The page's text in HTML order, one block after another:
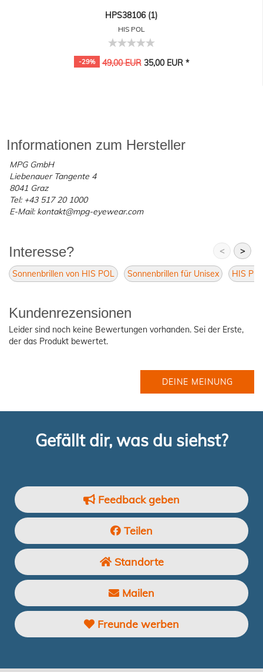
HPS38106 (1)
HIS POL
-29% 49,00 EUR35,00 EUR *
Informationen zum Hersteller
MPG GmbH
Liebenauer Tangente 4
8041 Graz
Tel: +43 517 20 1000
E-Mail: kontakt@mpg-eyewear.com
Interesse? < >
Sonnenbrillen von HIS POL Sonnenbrillen für Unisex HIS
Kundenrezensionen
Leider sind noch keine Bewertungen vorhanden. Sei der Erste,
der das Produkt bewertet.
DEINE MEINUNG
Gefällt dir, was du siehst?
Feedback geben
Teilen
Standorte
Mailen
Freunde werben